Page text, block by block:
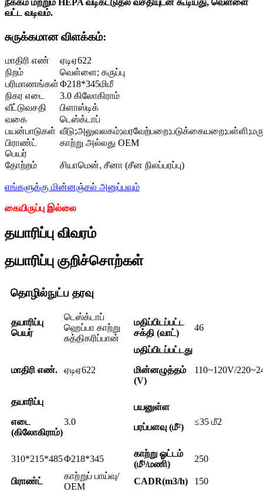
நீக்கம் மற்றும் HEPA வடிகட்டுதல் வசதியுடன் கூடியது, வெள்ளை
வட்ட வடிவம்.
சுருக்கமான விளக்கம்:
மாதிரி எண்
ஏடிஏ622
நிறம்
வெள்ளை; கருப்பு
பரிமாணங்கள்Φ218*345மிமீ
நிகர எடை
3.0 கிலோகிராம்
வீட்டுவசதி
பிளாஸ்டிக்
வகை
டெஸ்க்டாப்
பயன்பாடுகள்
பிராண்ட்
பெயர்
காற்று அல்லது OEM
தோற்றம் சியாமென், சீனா (சீன நிலப்பரப்பு)
எங்களுக்கு மின்னஞ்சல் அனுப்பவும்
கையிருப்பு இல்லை
தயாரிப்பு விவரம்
தயாரிப்பு குறிச்சொற்கள்
தொழில்நுட்ப தரவு
தயாரிப்பு
பெயர்
டெஸ்க்டாப்
ஹெப்பா காற்று
சுத்திகரிப்பான்
மதிப்பிடப்பட்ட
சக்தி (வாட்)
46
மாதிரி எண். ஏடிஏ622
மதிப்பிடப்பட்டது
மின்னழுத்தம்
(V)
110~120V/
தயாரிப்பு
எடை
(கிலோகிராம்)
3.0
பயனுள்ள
பரப்பளவு (மீ²)
≤35 மீ2
310*215*485Φ218*345
காற்று ஓட்டம்
(மீ³/மணி)
250
பிராண்ட்
காற்றுப் பாய்வு/
OEM
CADR(m3/h) 150